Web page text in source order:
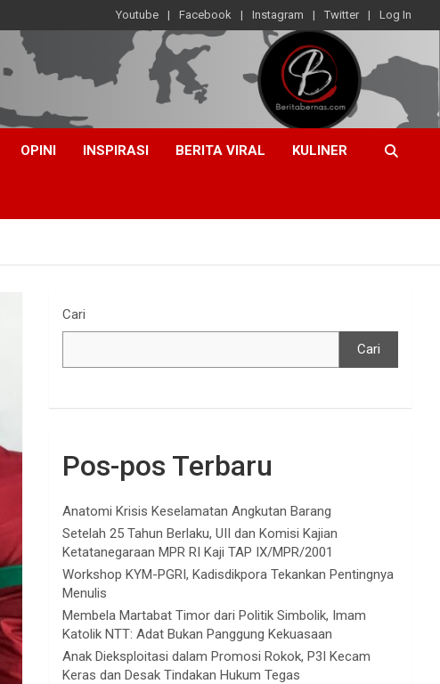
Youtube Facebook Instagram Twitter Log In
OPINI INSPIRASI BERITA VIRAL KULINER
Cari
Cari
Pos-pos Terbaru
Anatomi Krisis Keselamatan Angkutan Barang
Setelah 25 Tahun Berlaku, UII dan Komisi Kajian
Ketatanegaraan MPR RI Kaji TAP IX/MPR/2001
Workshop KYM-PGRI, Kadisdikpora Tekankan Pentingnya
Menulis
Membela Martabat Timor dari Politik Simbolik, Imam
Katolik NTT: Adat Bukan Panggung Kekuasaan
Anak Dieksploitasi dalam Promosi Rokok, P3I Kecam
Keras dan Desak Tindakan Hukum Tegas